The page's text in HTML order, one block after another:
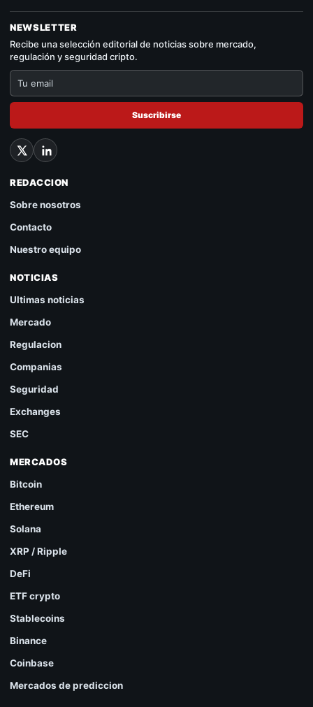
NEWSLETTER
Recibe una selección editorial de noticias sobre mercado,
regulación y seguridad cripto.
Suscribirse
REDACCION
Sobre nosotros
Contacto
Nuestro equipo
NOTICIAS
Ultimas noticias
Mercado
Regulacion
Companias
Seguridad
Exchanges
SEC
MERCADOS
Bitcoin
Ethereum
Solana
XRP / Ripple
DeFi
ETF crypto
Stablecoins
Binance
Coinbase
Mercados de prediccion